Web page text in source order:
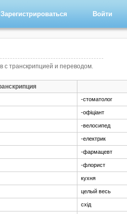
Зарегистрироваться Войти
с транскрипцией и переводом.
-стоматолог
-офіціант
-велосипед
-електрик
-фармацевт
-флорист
кухня
целый весь
схід